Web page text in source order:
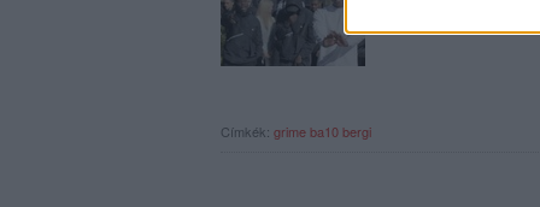
Címkék: grime ba10 bergi